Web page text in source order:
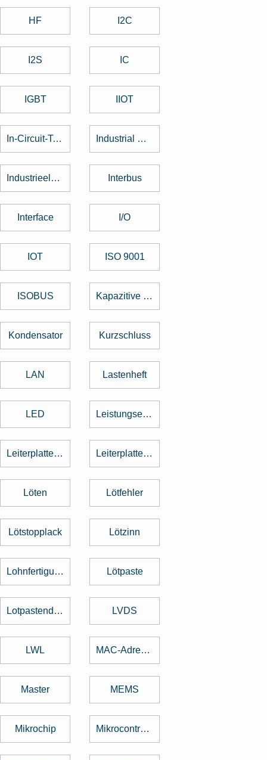
HF I2C
I2S IC
IGBT IIOT
In-Circuit-Test Industrial Design
Industrieelektronik Interbus
Interface I/O
IOT ISO 9001
ISOBUS Kapazitive Tasten
Kondensator Kurzschluss
LAN Lastenheft
LED Leistungselektronik
Leiterplattenbestückung Leiterplattenentflechtung
Löten Lötfehler
Lötstopplack Lötzinn
Lohnfertigung Lötpaste
Lotpastendruck LVDS
LWL MAC-Adresse
Master MEMS
Mikrochip Mikrocontroller